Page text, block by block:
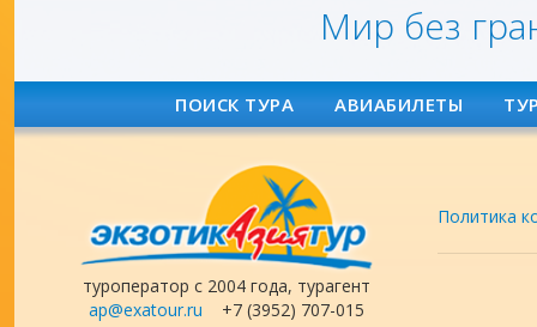
Мир без
ПОИСК ТУРА АВИАБИЛЕТЫ
туроператор с 2004 года, турагент
ap@exatour.ru +7 (3952) 707-015
Политика